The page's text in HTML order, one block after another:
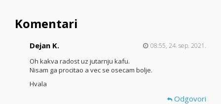
Komentari
Dejan K. 08:55, 24. sep. 2021.
Oh kakva radost uz jutarnju kafu.
Nisam ga procitao a vec se osecam bolje.
Hvala
Odgovori